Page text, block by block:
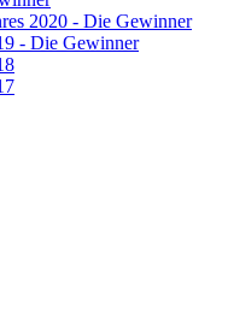
2020 - Die Gewinner
- Die Gewinner